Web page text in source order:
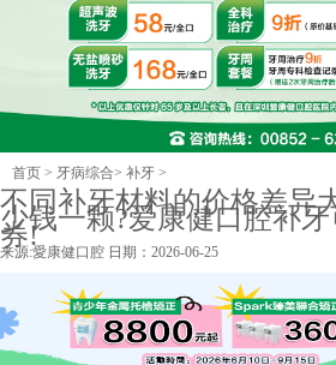
首页 > 牙病综合> 补牙 >
不同补牙材料的价格差异
少钱一颗?爱康健口腔补
券!
来源:愛康健口腔 日期：2026-06-25